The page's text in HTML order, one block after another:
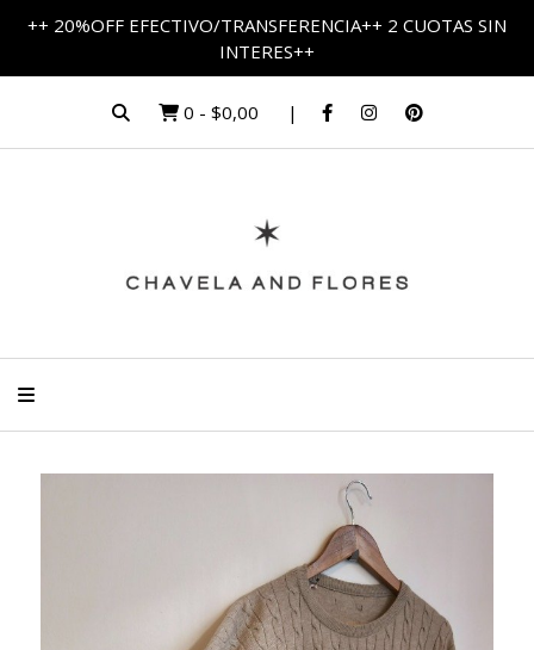
++ 20%OFF EFECTIVO/TRANSFERENCIA++ 2 CUOTAS SIN
INTERES++
0 - $0,00